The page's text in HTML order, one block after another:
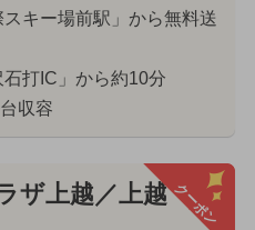
スキー場前駅」から無料送
石打IC」から約10分
収容
クーポン
ザ上越／上越